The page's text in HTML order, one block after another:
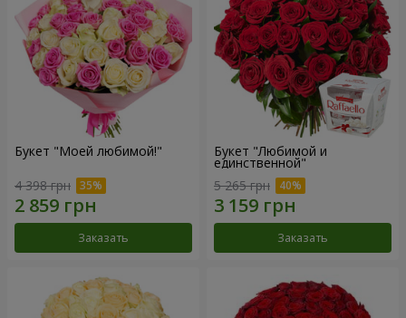
Букет "Моей любимой!"
4 398 грн
Заказать
Букет "Любимой и
единственной"
5 265 грн
Заказать